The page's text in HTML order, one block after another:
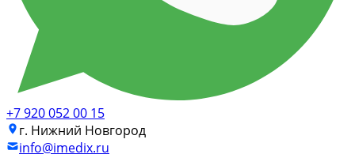
+7 920 052 00 15
г. Нижний Новгород
info@imedix.ru